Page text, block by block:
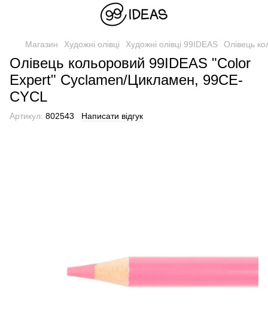
Магазин Художні олівці Художні олівці 99IDEAS Олівець
Олівець кольоровий 99IDEAS "Color
Expert" Cyclamen/Цикламен, 99CE-
CYCL
Артикул: 802543 Написати відгук